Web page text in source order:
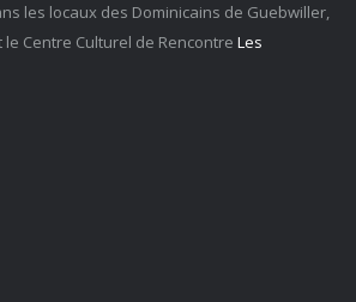
les locaux des Dominicains de Guebwiller,
Centre Culturel de Rencontre Les